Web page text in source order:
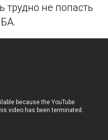
трудно не попасть